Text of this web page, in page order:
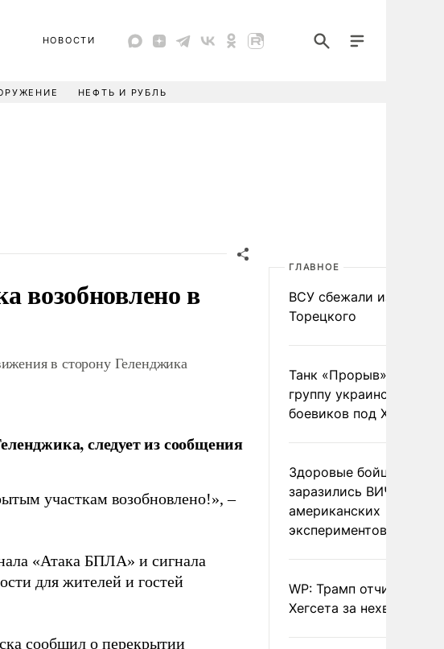
НОВОСТИ
НЕФТЬ И РУБЛЬ
возобновлено в
в сторону Геленджика
следует из сообщения
участкам возобновлено!», –
«Атака БПЛА» и сигнала
для жителей и гостей
сообщил о перекрытии
ГЛАВНОЕ
ВСУ сбежали из
Торецкого
Танк «Прорыв»
группу украинских
боевиков под
Здоровые бойцы ВСУ
заразились ВИЧ после
американских
экспериментов
WP: Трамп отчитал
Хегсета за нехватку